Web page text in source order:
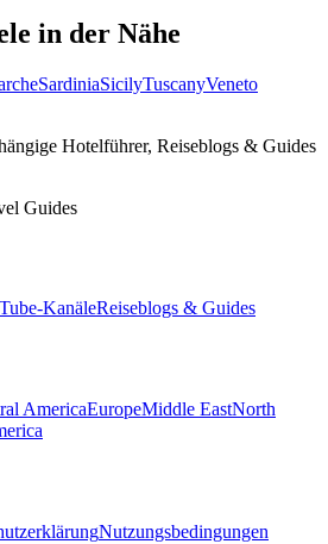
in der Nähe
SardiniaSicilyTuscanyVeneto
Hotelführer, Reiseblogs & Guides
Guides
KanäleReiseblogs & Guides
AmericaEuropeMiddle EastNorth
Nutzungsbedingungen